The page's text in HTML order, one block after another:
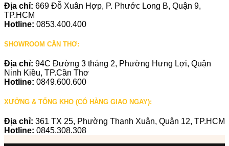
Địa chỉ: 669 Đỗ Xuân Hợp, P. Phước Long B, Quận 9,
TP.HCM
Hotline: 0853.400.400
SHOWROOM CẦN THƠ:
Địa chỉ: 94C Đường 3 tháng 2, Phường Hưng Lợi, Quận
Ninh Kiều, TP.Cần Thơ
Hotline: 0849.600.600
XƯỞNG & TỔNG KHO (CÓ HÀNG GIAO NGAY):
Địa chỉ: 361 TX 25, Phường Thạnh Xuân, Quận 12, TP.HCM
Hotline: 0845.308.308